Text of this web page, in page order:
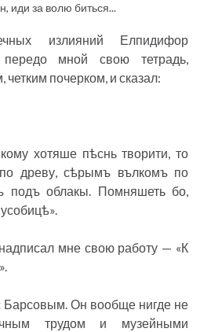
иди за волю биться...
излияний Елпидифор
мной свою тетрадь,
почерком, и сказал:
хотяше пѣснь творити, то
древу, сѣрымъ вълкомъ по
подъ облакы. Помняшеть бо,
мне свою работу — «К
Барсовым. Он вообще нигде не
трудом и музейными